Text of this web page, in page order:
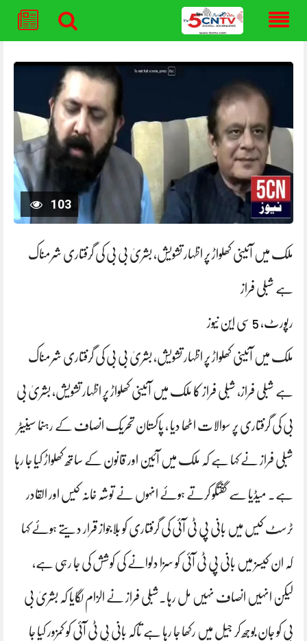
content
103
ملک میں آئینی کھلواڑ پر اظہار تشویش، بشریٰ بی بی کی گرفتاری شرمناک
ہے شبلی فراز
رپورٹ، 5 سی این نیوز
ملک میں آئینی کھلواڑ پر اظہار تشویش، بشریٰ بی بی کی گرفتاری شرمناک
ہے شبلی فراز، شبلی فراز کا ملک میں آئینی کھلواڑ پر اظہار تشویش، بشریٰ بی
بی کی گرفتاری پر سوالات اٹھا دیا ، پاکستان تحریک انصاف کے رہنما سینیٹر
شبلی فراز نے کہا ہے کہ ملک میں آئین اور قانون کے ساتھ کھلواڑ کیا جا رہا
ہے۔ میڈیا سے گفتگو کرتے ہوئے انہوں نے توشہ خانہ کیس اور القادر
ٹرسٹ کیس میں بانی پی ٹی آئی کی گرفتاری کو بلاجواز قرار دیتے ہوئے کہا
کہ ان کیسز میں بانی پی ٹی آئی کو سزا دلوانے کی کوشش کی جا رہی ہے،
لیکن انہیں انصاف نہیں مل رہا۔شبلی فراز نے الزام لگایا کہ بشریٰ بی
بی کو جان بوجھ کر جیل میں رکھا جا رہا ہے تاکہ بانی پی ٹی آئی کو کمزور کیا جا